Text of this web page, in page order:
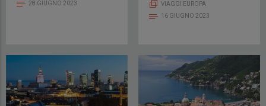
28 GIUGNO 2023
VIAGGI EUROPA
16 GIUGNO 2023